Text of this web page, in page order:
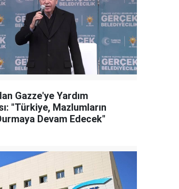
Gazze'ye Yardım
"Türkiye, Mazlumların
Devam Edecek"